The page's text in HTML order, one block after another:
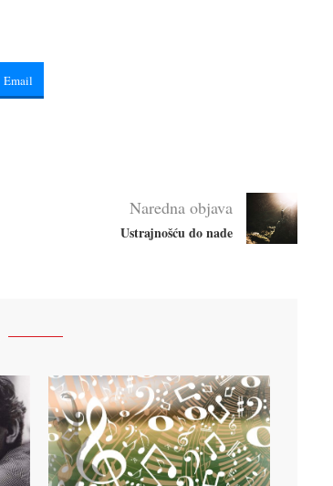
Email
Naredna objava
Ustrajnošću do nade